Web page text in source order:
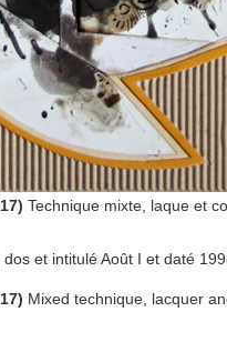
Technique mixte, laque et
et intitulé Août I et daté
Mixed technique, lacquer